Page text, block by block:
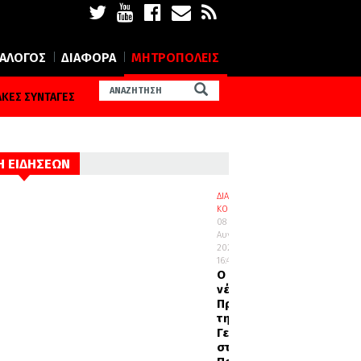
ΔΙΑΦΟΡΑ ΜΗΤΡΟΠΟΛΕΙΣ
ΣΥΝΤΑΓΕΣ
ΕΙΔΗΣΕΩΝ
ΔΙΑΦΟΡΑ
ΚΟΣΜΟΣ
08
Αυγούστου
2026
16:45
Ο
νέος
Πρέσβυς
της
Γεωργίας
στο